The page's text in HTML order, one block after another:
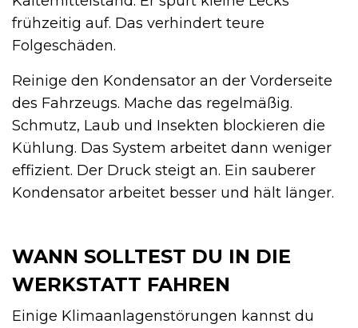
frühzeitig auf. Das verhindert teure
Folgeschäden.
Reinige den Kondensator an der Vorderseite
des Fahrzeugs. Mache das regelmäßig.
Schmutz, Laub und Insekten blockieren die
Kühlung. Das System arbeitet dann weniger
effizient. Der Druck steigt an. Ein sauberer
Kondensator arbeitet besser und hält länger.
WANN SOLLTEST DU IN DIE
WERKSTATT FAHREN
Einige Klimaanlagenstörungen kannst du